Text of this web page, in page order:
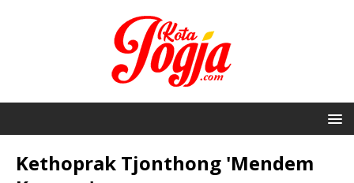
Kethoprak Tjonthong 'Mendem